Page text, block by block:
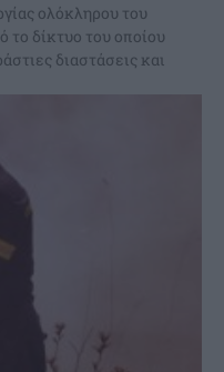
ολόκληρου του
το δίκτυο του οποίου
διαστάσεις και